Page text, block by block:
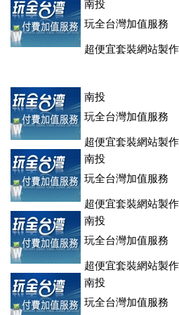
登、訂房系統、客房委託旅行社銷售
南投
玩全台灣加值服務
超便宜套裝網站製
登、訂房系統、客房委託旅行社銷
南投
玩全台灣加值服務
超便宜套裝網站製
登、訂房系統、客房委託旅行社銷售
南投
玩全台灣加值服務
超便宜套裝網站製
登、訂房系統、客房委託旅行社銷售
南投
玩全台灣加值服務
超便宜套裝網站製
登、訂房系統、客房委託旅行社銷售
南投
玩全台灣加值服務